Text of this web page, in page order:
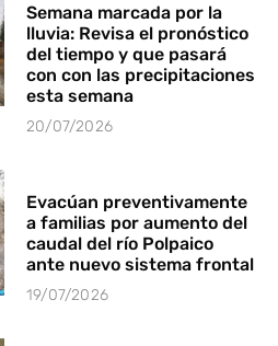
Semana marcada por la
lluvia: Revisa el pronóstico
del tiempo y que pasará
con con las precipitaciones
esta semana
20/07/2026
Evacúan preventivamente
a familias por aumento del
caudal del río Polpaico
ante nuevo sistema frontal
19/07/2026